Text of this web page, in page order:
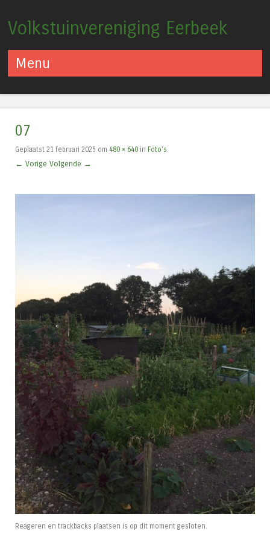
Volkstuinvereniging Eerbeek
Menu
07
Geplaatst 21 februari 2025 om 480 × 640 in Foto’s
← Vorige Volgende →
Reageren en trackbacks plaatsen is op dit moment gesloten.